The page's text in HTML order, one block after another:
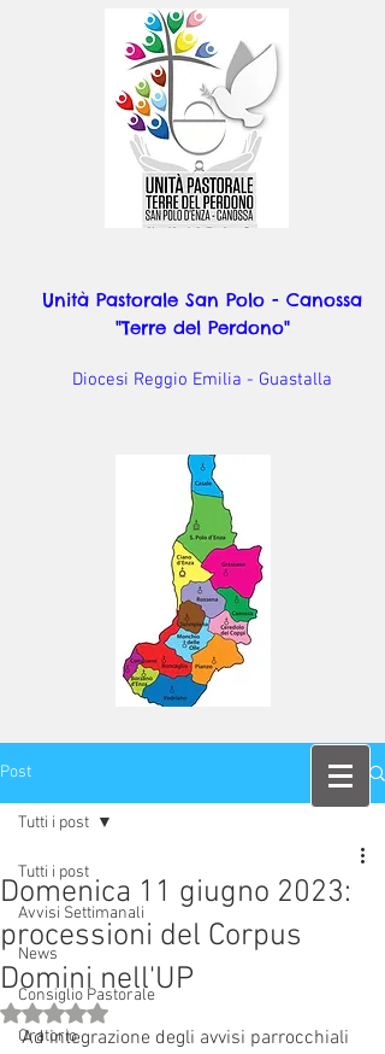
Unità Pastorale San Polo - Canossa
"Terre del Perdono"
Diocesi Reggio Emilia - Guastalla
Post
Tutti i post
Avvisi Settimanali
News
Consiglio Pastorale
Oratorio
Tutti i post
Domenica 11 giugno 2023:
processioni del Corpus
Domini nell'UP
Valutazione NaN stelle su 5.
Ad integrazione degli avvisi parrocchiali